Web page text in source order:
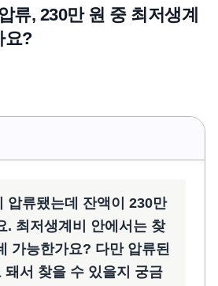
류, 230만 원 중 최저생계
요?
압류됐는데 잔액이 230만
. 최저생계비 안에서는 찾
가능한가요? 다만 압류된
돼서 찾을 수 있을지 궁금